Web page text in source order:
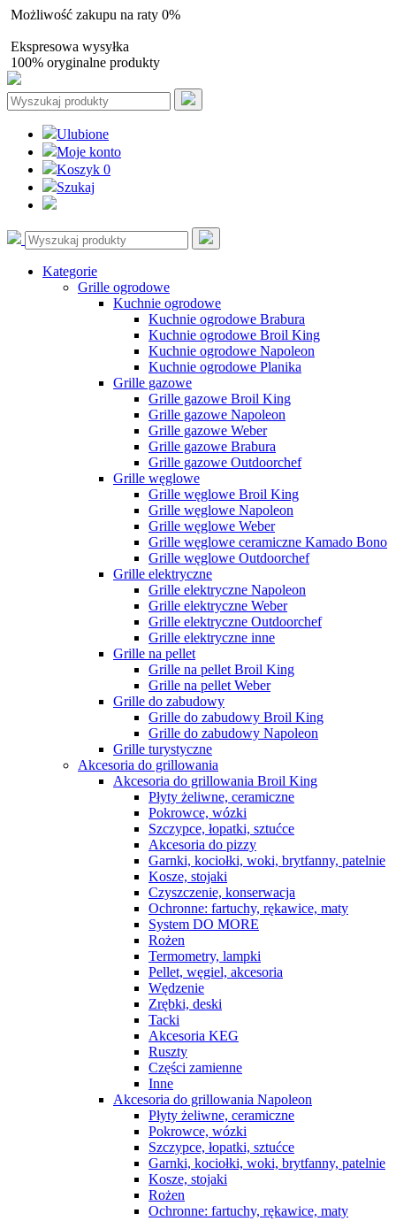
Możliwość zakupu na raty 0%
Ekspresowa wysyłka
100% oryginalne produkty
Ulubione
Moje konto
Koszyk 0
Szukaj
Kategorie
Grille ogrodowe
Kuchnie ogrodowe
Kuchnie ogrodowe Brabura
Kuchnie ogrodowe Broil King
Kuchnie ogrodowe Napoleon
Kuchnie ogrodowe Planika
Grille gazowe
Grille gazowe Broil King
Grille gazowe Napoleon
Grille gazowe Weber
Grille gazowe Brabura
Grille gazowe Outdoorchef
Grille węglowe
Grille węglowe Broil King
Grille węglowe Napoleon
Grille węglowe Weber
Grille węglowe ceramiczne Kamado Bono
Grille węglowe Outdoorchef
Grille elektryczne
Grille elektryczne Napoleon
Grille elektryczne Weber
Grille elektryczne Outdoorchef
Grille elektryczne inne
Grille na pellet
Grille na pellet Broil King
Grille na pellet Weber
Grille do zabudowy
Grille do zabudowy Broil King
Grille do zabudowy Napoleon
Grille turystyczne
Akcesoria do grillowania
Akcesoria do grillowania Broil King
Płyty żeliwne, ceramiczne
Pokrowce, wózki
Szczypce, łopatki, sztućce
Akcesoria do pizzy
Garnki, kociołki, woki, brytfanny, patelnie
Kosze, stojaki
Czyszczenie, konserwacja
Ochronne: fartuchy, rękawice, maty
System DO MORE
Rożen
Termometry, lampki
Pellet, węgiel, akcesoria
Wędzenie
Zrębki, deski
Tacki
Akcesoria KEG
Ruszty
Części zamienne
Inne
Akcesoria do grillowania Napoleon
Płyty żeliwne, ceramiczne
Pokrowce, wózki
Szczypce, łopatki, sztućce
Garnki, kociołki, woki, brytfanny, patelnie
Kosze, stojaki
Rożen
Ochronne: fartuchy, rękawice, maty